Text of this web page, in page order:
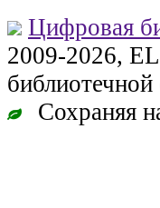
Цифровая
2009-2026,
Сохраняя